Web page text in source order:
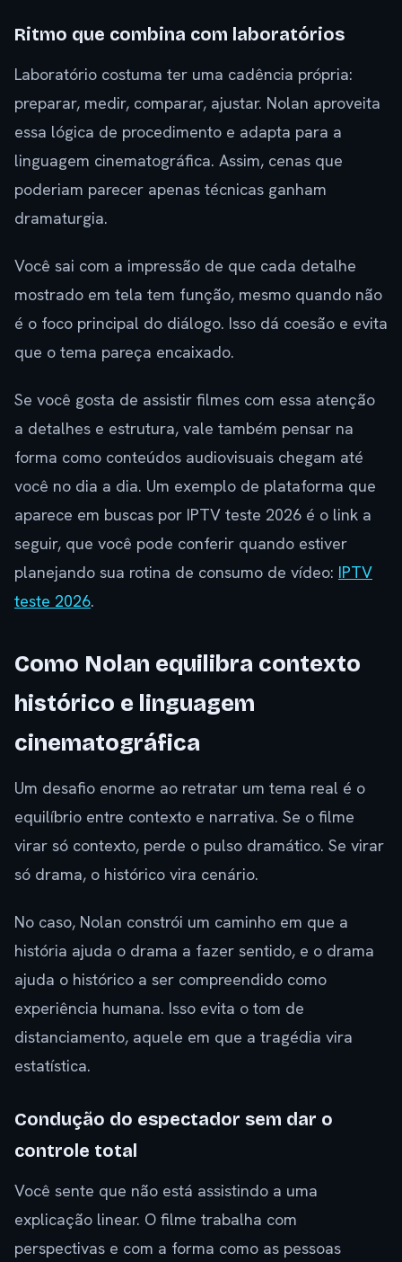
Ritmo que combina com laboratórios
Laboratório costuma ter uma cadência própria:
preparar, medir, comparar, ajustar. Nolan aproveita
essa lógica de procedimento e adapta para a
linguagem cinematográfica. Assim, cenas que
poderiam parecer apenas técnicas ganham
dramaturgia.
Você sai com a impressão de que cada detalhe
mostrado em tela tem função, mesmo quando não
é o foco principal do diálogo. Isso dá coesão e evita
que o tema pareça encaixado.
Se você gosta de assistir filmes com essa atenção
a detalhes e estrutura, vale também pensar na
forma como conteúdos audiovisuais chegam até
você no dia a dia. Um exemplo de plataforma que
aparece em buscas por IPTV teste 2026 é o link a
seguir, que você pode conferir quando estiver
planejando sua rotina de consumo de vídeo: IPTV
teste 2026.
Como Nolan equilibra contexto
histórico e linguagem
cinematográfica
Um desafio enorme ao retratar um tema real é o
equilíbrio entre contexto e narrativa. Se o filme
virar só contexto, perde o pulso dramático. Se virar
só drama, o histórico vira cenário.
No caso, Nolan constrói um caminho em que a
história ajuda o drama a fazer sentido, e o drama
ajuda o histórico a ser compreendido como
experiência humana. Isso evita o tom de
distanciamento, aquele em que a tragédia vira
estatística.
Condução do espectador sem dar o
controle total
Você sente que não está assistindo a uma
explicação linear. O filme trabalha com
perspectivas e com a forma como as pessoas